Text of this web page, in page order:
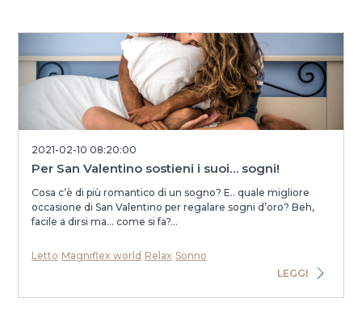
2021-02-10 08:20:00
Per San Valentino sostieni i suoi… sogni!
Cosa c’è di più romantico di un sogno? E.. quale migliore
occasione di San Valentino per regalare sogni d’oro? Beh,
facile a dirsi ma… come si fa?...
Letto Magniflex world Relax Sonno
LEGGI